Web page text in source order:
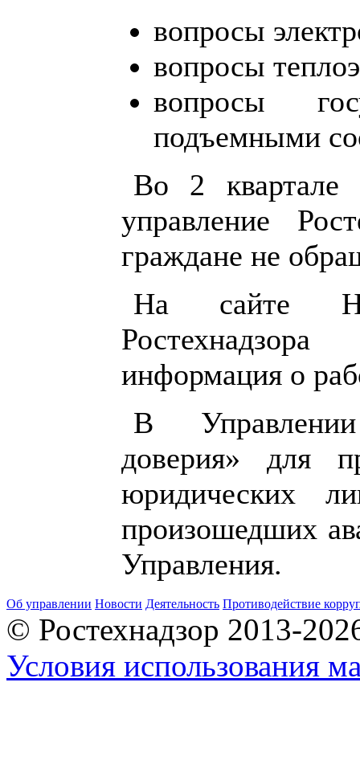
вопросы
вопросы
вопросы
подъемными
Во 2 квартале
управление
граждане не
На сайте
Ростехнадзора
информация о
В
доверия» для
юридических
произошедших
Управления.
Об управлении Новости Деятельность Противодействие
© Ростехнадзор 2013-
Условия использования